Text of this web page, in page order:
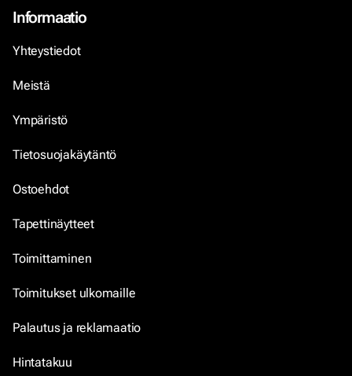
Informaatio
Yhteystiedot
Meistä
Ympäristö
Tietosuojakäytäntö
Ostoehdot
Tapettinäytteet
Toimittaminen
Toimitukset ulkomaille
Palautus ja reklamaatio
Hintatakuu